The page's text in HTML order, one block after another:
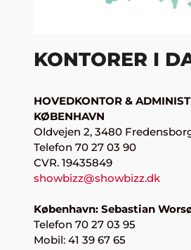
KONTORER I
HOVEDKONTOR &
KØBENHAVN
Oldvejen 2, 3480
Telefon 70 27 03 90
CVR. 19435849
showbizz@showbizz.dk
København: Sebastian
Telefon 70 27 03 95
Mobil: 41 39 67 65